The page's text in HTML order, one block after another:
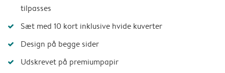
tilpasses
Sæt med 10 kort inklusive hvide kuverter
Design på begge sider
Udskrevet på premiumpapir